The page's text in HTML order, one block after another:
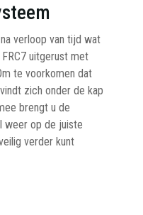
verloop van tijd wat
uitgerust met
te voorkomen dat
zich onder de kap
brengt u de
weer op de juiste
verder kunt